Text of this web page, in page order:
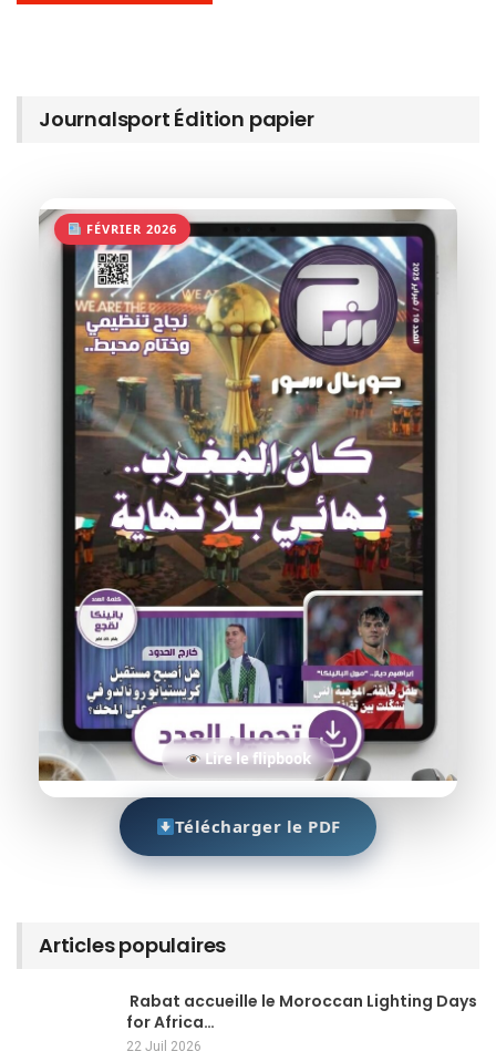
Journalsport Édition papier
FÉVRIER 2026
Lire le flipbook
Télécharger le PDF
Articles populaires
Rabat accueille le Moroccan Lighting Days
for Africa…
22 Juil 2026